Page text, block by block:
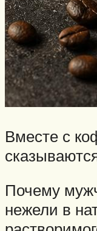
Вместе с
Почему
нежели в